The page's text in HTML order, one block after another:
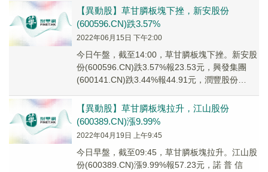
【異動股】草甘膦板塊下挫，新安股份
(600596.CN)跌3.57%
2022年06月15日 下午2:00
今日午盤，截至14:00，草甘膦板塊下挫。新安股
份(600596.CN)跌3.57%報23.53元，興發集團
(600141.CN)跌3.44%報44.91元，潤豐股份
【異動股】草甘膦板塊拉升，江山股份
(600389.CN)漲9.99%
2022年04月19日 上午9:45
今日早盤，截至09:45，草甘膦板塊拉升。江山股
份(600389.CN)漲9.99%報57.23元，諾 普 信